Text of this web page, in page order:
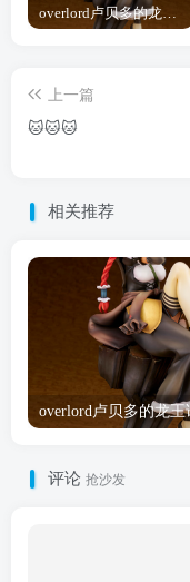
overlord卢贝多的龙王谁厉害 「Overlord」露普斯蕾琪娜·贝塔手办开订
上一篇
🐱🐱🐱
相关推荐
评论 抢沙发